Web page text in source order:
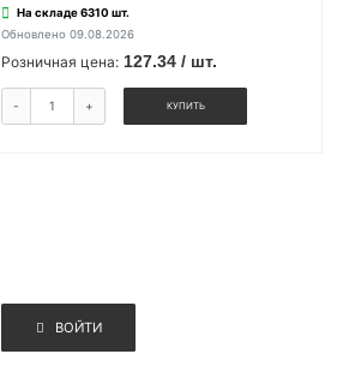
На складе 6310 шт.
Обновлено 09.08.2026
Розничная цена: 127.34 / шт.
- + КУПИТЬ
ВОЙТИ